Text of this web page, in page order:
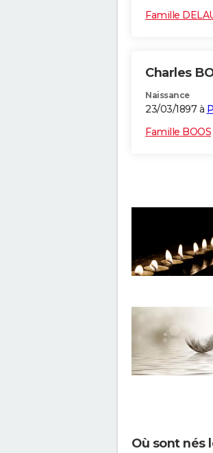
Famille
Charles
Naissance
23/03/1897 à
Famille BOOS
Où sont nés